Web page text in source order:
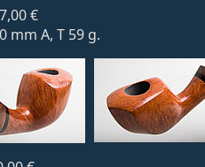
€
mm A, T 59 g.